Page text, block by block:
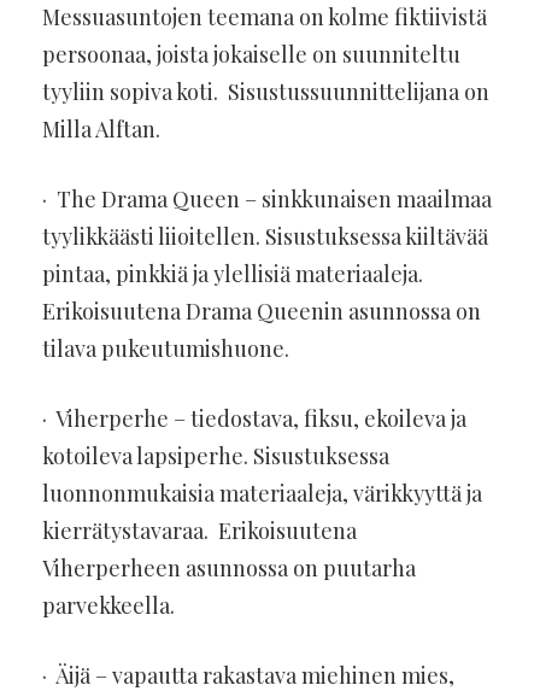
Messuasuntojen teemana on kolme fiktiivistä
persoonaa, joista jokaiselle on suunniteltu
tyyliin sopiva koti. Sisustussuunnittelijana on
Milla Alftan.
· The Drama Queen – sinkkunaisen maailmaa
tyylikkäästi liioitellen. Sisustuksessa kiiltävää
pintaa, pinkkiä ja ylellisiä materiaaleja.
Erikoisuutena Drama Queenin asunnossa on
tilava pukeutumishuone.
· Viherperhe – tiedostava, fiksu, ekoileva ja
kotoileva lapsiperhe. Sisustuksessa
luonnonmukaisia materiaaleja, värikkyyttä ja
kierrätystavaraa. Erikoisuutena
Viherperheen asunnossa on puutarha
parvekkeella.
· Äijä – vapautta rakastava miehinen mies,